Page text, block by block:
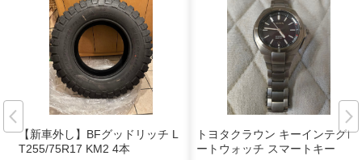
【新車外し】BFグッドリッチ L
T255/75R17 KM2 4本
トヨタクラウン キーインテグレ
ートウォッチ スマートキー